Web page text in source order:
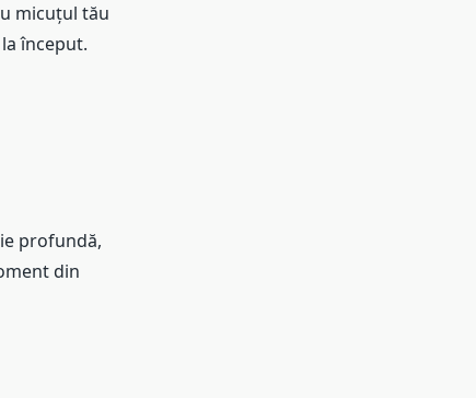
micuțul tău
început.
profundă,
din